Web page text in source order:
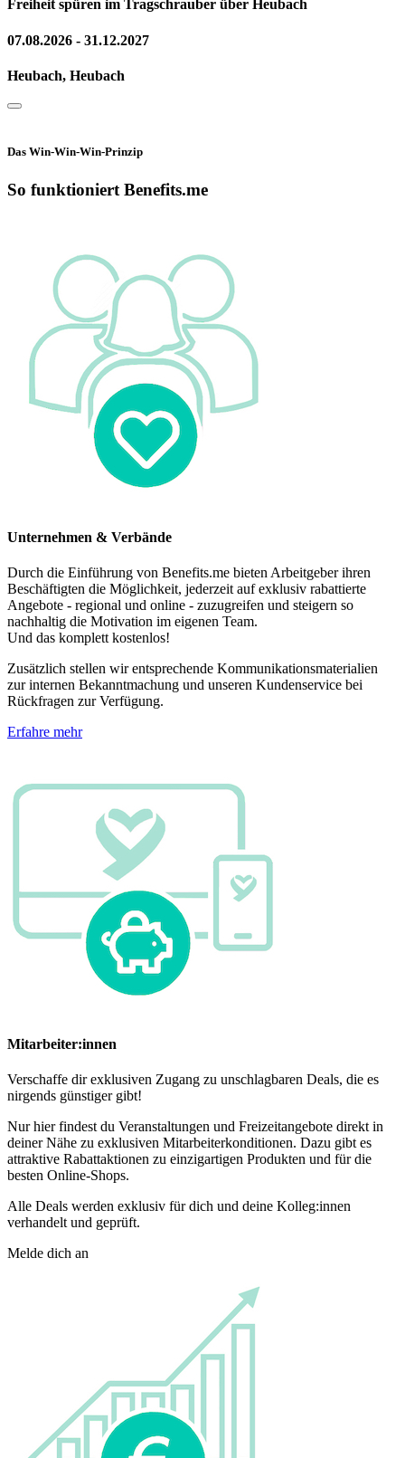
Freiheit spüren im Tragschrauber über Heubach
07.08.2026 - 31.12.2027
Heubach, Heubach
Das Win-Win-Win-Prinzip
So funktioniert Benefits.me
Unternehmen & Verbände
Durch die Einführung von Benefits.me bieten Arbeitgeber ihren
Beschäftigten die Möglichkeit, jederzeit auf exklusiv rabattierte
Angebote - regional und online - zuzugreifen und steigern so
nachhaltig die Motivation im eigenen Team.
Und das komplett kostenlos!
Zusätzlich stellen wir entsprechende Kommunikationsmaterialien
zur internen Bekanntmachung und unseren Kundenservice bei
Rückfragen zur Verfügung.
Erfahre mehr
Mitarbeiter:innen
Verschaffe dir exklusiven Zugang zu unschlagbaren Deals, die es
nirgends günstiger gibt!
Nur hier findest du Veranstaltungen und Freizeitangebote direkt in
deiner Nähe zu exklusiven Mitarbeiterkonditionen. Dazu gibt es
attraktive Rabattaktionen zu einzigartigen Produkten und für die
besten Online-Shops.
Alle Deals werden exklusiv für dich und deine Kolleg:innen
verhandelt und geprüft.
Melde dich an